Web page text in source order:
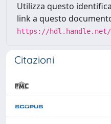
Utilizza questo
link a questo
https://hdl.handle.net/
Citazioni